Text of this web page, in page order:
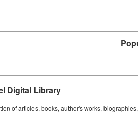
Digital Library
of articles, books, author's works,